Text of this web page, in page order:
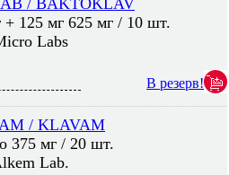
/ BAKTOKLAV
+ 125 мг 625 мг / 10 шт.
Labs
В резерв!
/ KLAVAM
375 мг / 20 шт.
Lab.